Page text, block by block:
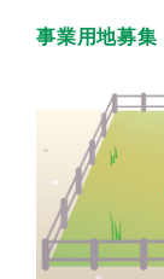
事業用地募集